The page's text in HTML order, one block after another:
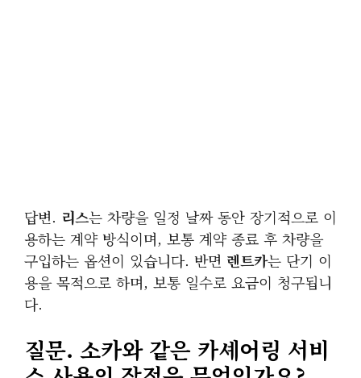
답변. 리스는 차량을 일정 날짜 동안 장기적으로 이
용하는 계약 방식이며, 보통 계약 종료 후 차량을
구입하는 옵션이 있습니다. 반면 렌트카는 단기 이
용을 목적으로 하며, 보통 일수로 요금이 청구됩니
다.
질문. 소카와 같은 카셰어링 서비